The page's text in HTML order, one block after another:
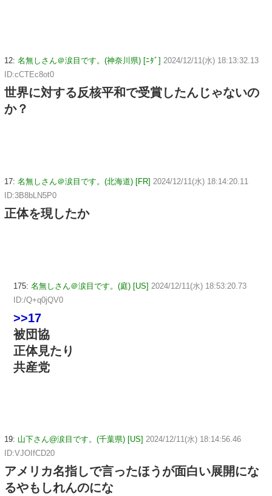
12: 名無しさん＠涙目です。(神奈川県) [ﾆﾀﾞ] 2024/12/11(水) 18:13:32.13
ID:cCTEc8ot0
世界に対する反核平和で受賞したんじゃないの
か？
17: 名無しさん＠涙目です。(北海道) [FR] 2024/12/11(水) 18:14:20.11
ID:3B8bLN5P0
正体を現したか
175: 名無しさん＠涙目です。(庭) [US] 2024/12/11(水) 18:53:20.73
ID:/Q+q0jQV0
>>17
被団協
正体見たり
共産党
19: 山下さん@涙目です。(千葉県) [US] 2024/12/11(水) 18:14:56.46
ID:VJOIfCD20
アメリカ名指しで言ったほうが面白い展開にな
るやもしれんのにな